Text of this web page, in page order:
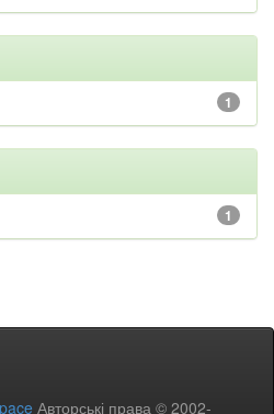
1
1
Авторські права © 2002-